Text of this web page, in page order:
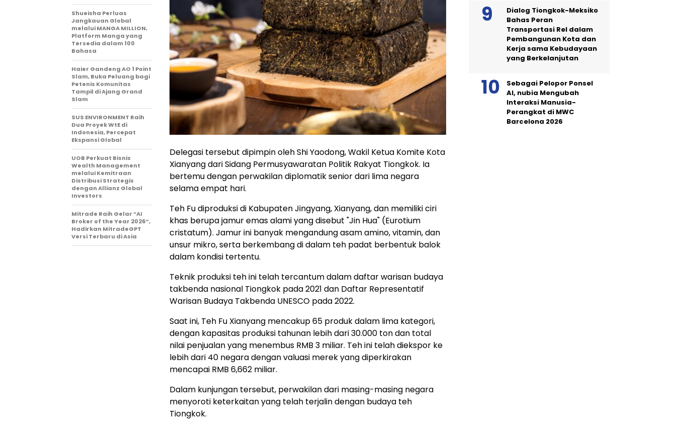
Delegasi tersebut dipimpin oleh Shi Yaodong, Wakil Ketua Komite Kota
Xianyang dari Sidang Permusyawaratan Politik Rakyat Tiongkok. Ia
bertemu dengan perwakilan diplomatik senior dari lima negara
selama empat hari.
Teh Fu diproduksi di Kabupaten Jingyang, Xianyang, dan memiliki ciri
khas berupa jamur emas alami yang disebut "Jin Hua" (Eurotium
cristatum). Jamur ini banyak mengandung asam amino, vitamin, dan
unsur mikro, serta berkembang di dalam teh padat berbentuk balok
dalam kondisi tertentu.
Teknik produksi teh ini telah tercantum dalam daftar warisan budaya
takbenda nasional Tiongkok pada 2021 dan Daftar Representatif
Warisan Budaya Takbenda UNESCO pada 2022.
Saat ini, Teh Fu Xianyang mencakup 65 produk dalam lima kategori,
dengan kapasitas produksi tahunan lebih dari 30.000 ton dan total
nilai penjualan yang menembus RMB 3 miliar. Teh ini telah diekspor ke
lebih dari 40 negara dengan valuasi merek yang diperkirakan
mencapai RMB 6,662 miliar.
Dalam kunjungan tersebut, perwakilan dari masing-masing negara
menyoroti keterkaitan yang telah terjalin dengan budaya teh
Tiongkok.
Shueisha Perluas
Jangkauan Global
melalui MANGA MILLION,
Platform Manga yang
Tersedia dalam 100
Bahasa
Haier Gandeng AO 1 Point
Slam, Buka Peluang bagi
Petenis Komunitas
Tampil di Ajang Grand
Slam
SUS ENVIRONMENT Raih
Dua Proyek WtE di
Indonesia, Percepat
Ekspansi Global
UOB Perkuat Bisnis
Wealth Management
melalui Kemitraan
Distribusi Strategis
dengan Allianz Global
Investors
Mitrade Raih Gelar “AI
Broker of the Year 2026”,
Hadirkan MitradeGPT
Versi Terbaru di Asia
Dialog Tiongkok-Meksiko
Bahas Peran
Transportasi Rel dalam
Pembangunan Kota dan
Kerja sama Kebudayaan
yang Berkelanjutan
Sebagai Pelopor Ponsel
AI, nubia Mengubah
Interaksi Manusia-
Perangkat di MWC
Barcelona 2026